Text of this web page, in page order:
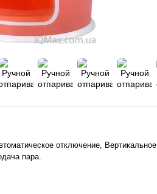
отключение, Вертикальное
пара.